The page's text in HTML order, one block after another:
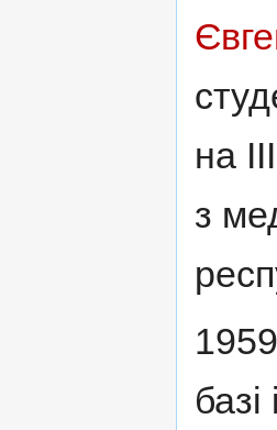
на
з
базi